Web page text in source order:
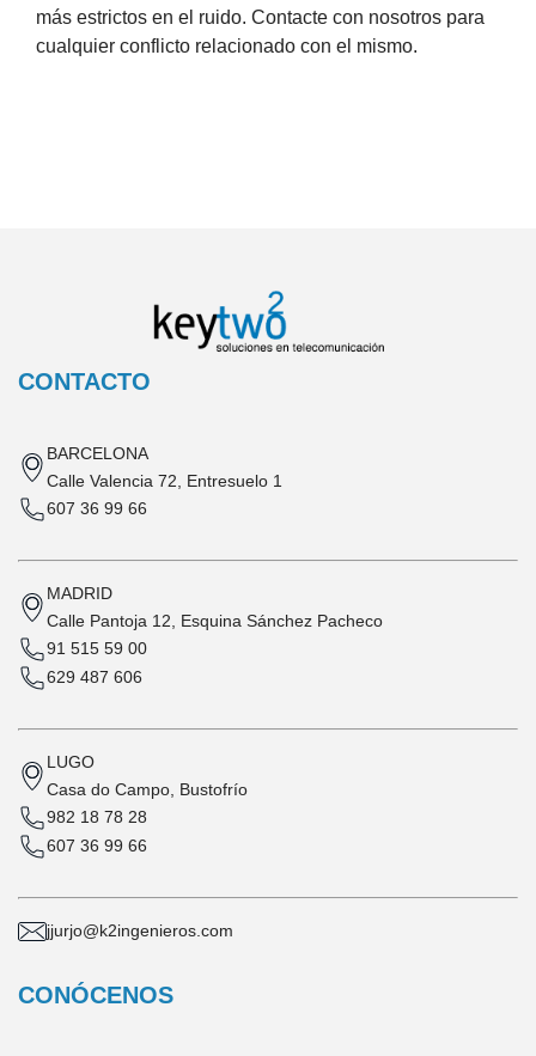
más estrictos en el ruido. Contacte con nosotros para
cualquier conflicto relacionado con el mismo.
CONTACTO
BARCELONA
Calle Valencia 72, Entresuelo 1
607 36 99 66
MADRID
Calle Pantoja 12, Esquina Sánchez Pacheco
91 515 59 00
629 487 606
LUGO
Casa do Campo, Bustofrío
982 18 78 28
607 36 99 66
jjurjo@k2ingenieros.com
CONÓCENOS